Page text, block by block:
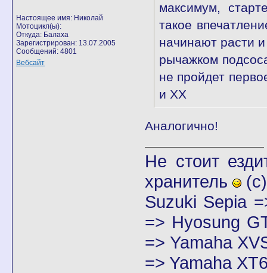
Настоящее имя: Николай
Мотоцикл(ы):
Откуда: Балаха
Зарегистрирован: 13.07.2005
Сообщений: 4801
Вебсайт
максимум,
такое
начинают расти
рычажком
не пройдет
и ХХ
Аналогично!
Не стоит
хранитель
(с)
Suzuki Sepia
=> Hyosung
=> Yamaha
=> Yamaha